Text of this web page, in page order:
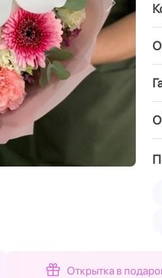
Вперед
Открытка в